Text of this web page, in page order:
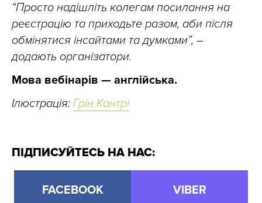
“Просто надішліть колегам посилання на
реєстрацію та приходьте разом, аби після
обмінятися інсайтами та думками”, –
додають організатори.
Мова вебінарів — англійська.
Ілюстрація: Грін Кантрі
ПІДПИСУЙТЕСЬ НА НАС:
FACEBOOK VIBER